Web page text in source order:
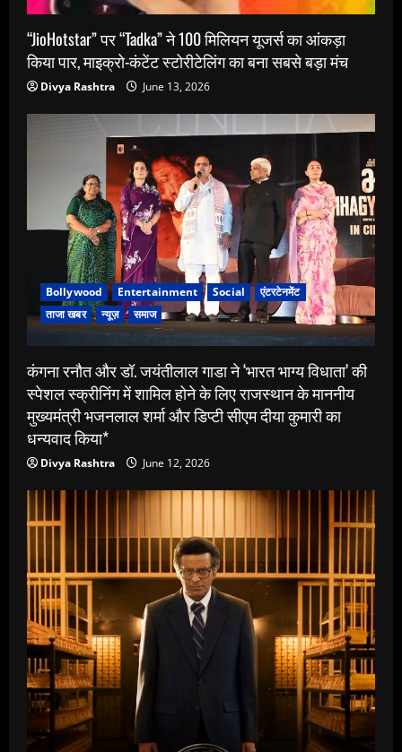
“JioHotstar” पर “Tadka” ने 100 मिलियन यूजर्स का आंकड़ा
किया पार, माइक्रो-कंटेंट स्टोरीटेलिंग का बना सबसे बड़ा मंच
Divya Rashtra June 13, 2026
Bollywood Entertainment Social
एंटरटेनमेंट
ताजा खबर
न्यूज़ समाज
कंगना रनौत और डॉ. जयंतीलाल गाडा ने ‘भारत भाग्य विधाता’ की
स्पेशल स्क्रीनिंग में शामिल होने के लिए राजस्थान के माननीय
मुख्यमंत्री भजनलाल शर्मा और डिप्टी सीएम दीया कुमारी का
धन्यवाद किया*
Divya Rashtra June 12, 2026